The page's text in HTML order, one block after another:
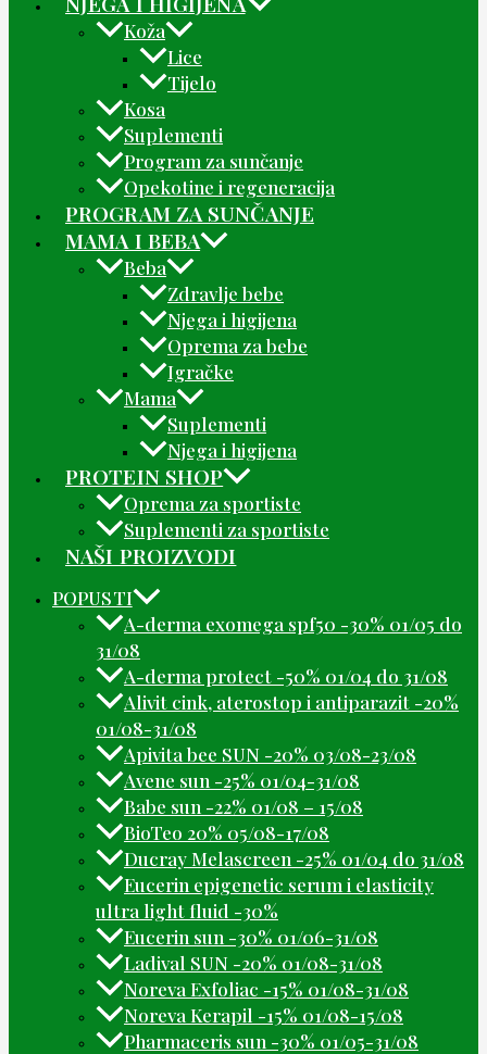
Koža
Lice
Tijelo
Kosa
Suplementi
Program za sunčanje
Opekotine i regeneracija
PROGRAM ZA SUNČANJE
MAMA I BEBA
Beba
Zdravlje bebe
Njega i higijena
Oprema za bebe
Igračke
Mama
Suplementi
Njega i higijena
PROTEIN SHOP
Oprema za sportiste
Suplementi za sportiste
NAŠI PROIZVODI
POPUSTI
A-derma exomega spf50 -30% 01/05 do
31/08
A-derma protect -50% 01/04 do 31/08
Alivit cink, aterostop i antiparazit -20%
01/08-31/08
Apivita bee SUN -20% 03/08-23/08
Avene sun -25% 01/04-31/08
Babe sun -22% 01/08 – 15/08
BioTeo 20% 05/08-17/08
Ducray Melascreen -25% 01/04 do 31/08
Eucerin epigenetic serum i elasticity
ultra light fluid -30%
Eucerin sun -30% 01/06-31/08
Ladival SUN -20% 01/08-31/08
Noreva Exfoliac -15% 01/08-31/08
Noreva Kerapil -15% 01/08-15/08
Pharmaceris sun -30% 01/05-31/08